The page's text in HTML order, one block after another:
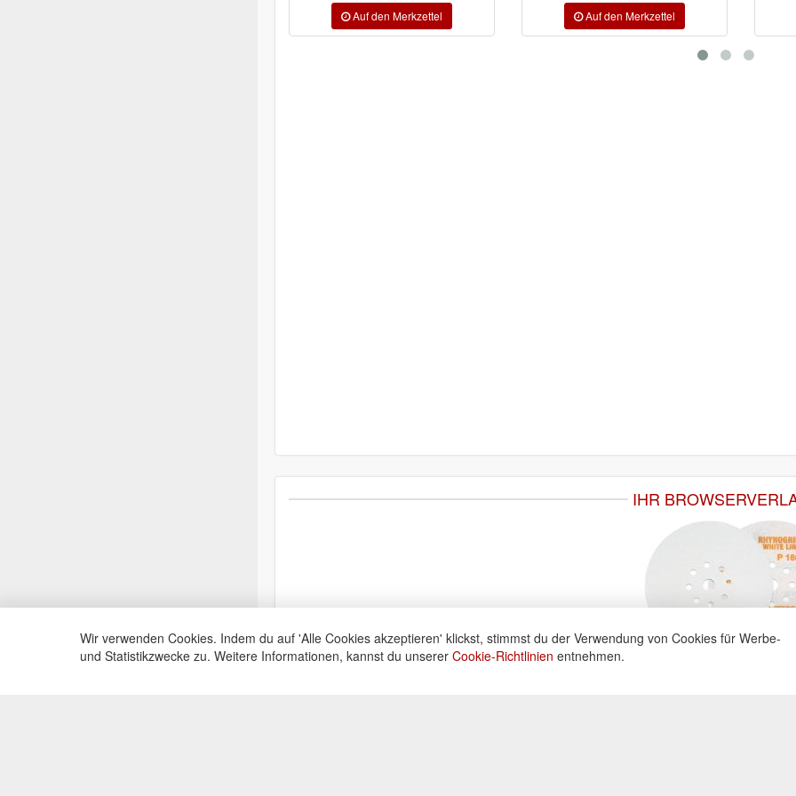
IHR
Wir verwenden Cookies. Indem du auf 'Alle Cookies akzeptieren' klickst, stimmst du der Verwendung von Cookies für Werbe-
und Statistikzwecke zu. Weitere Informationen, kannst du unserer Cookie-Richtlinien entnehmen.